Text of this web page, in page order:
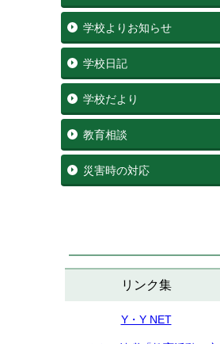
学校よりお知らせ
学校日記
学校だより
教育相談
災害時の対応
リンク集
Y・Y NET